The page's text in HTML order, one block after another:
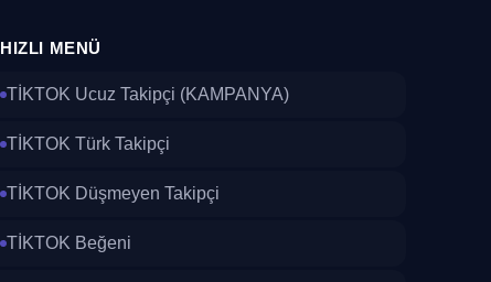
HIZLI MENÜ
TİKTOK Ucuz Takipçi (KAMPANYA)
TİKTOK Türk Takipçi
TİKTOK Düşmeyen Takipçi
TİKTOK Beğeni